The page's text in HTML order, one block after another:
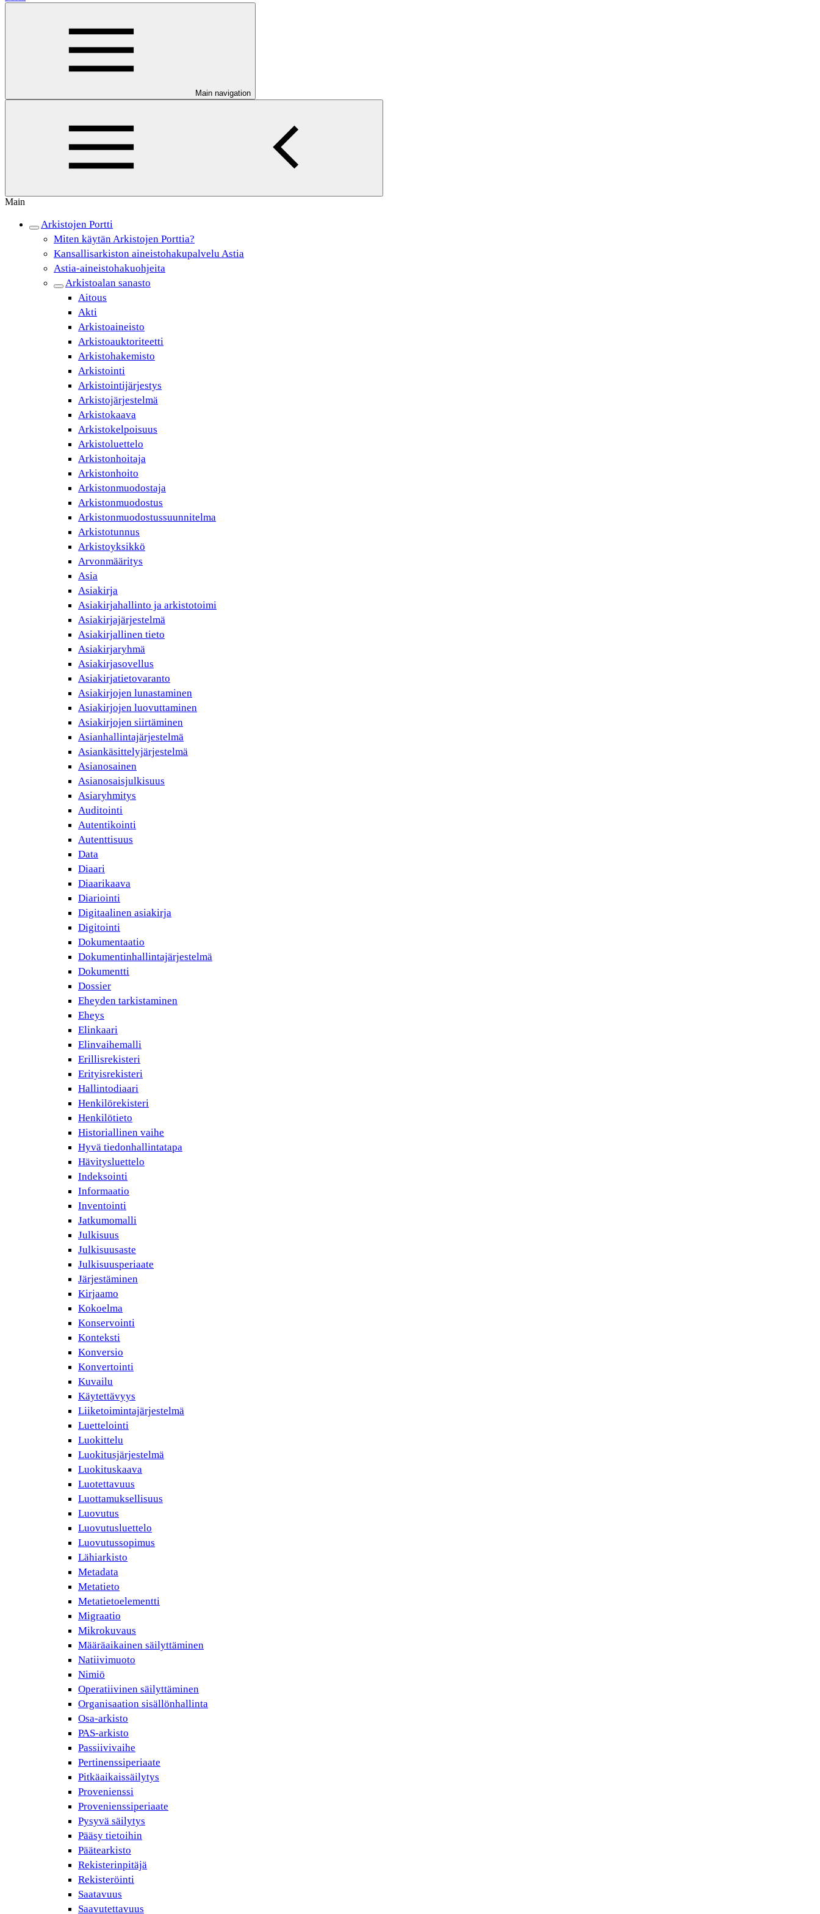
Main navigation
Main
Arkistojen Portti
Miten käytän Arkistojen Porttia?
Kansallisarkiston aineistohakupalvelu Astia
Astia-aineistohakuohjeita
Arkistoalan sanasto
Aitous
Akti
Arkistoaineisto
Arkistoauktoriteetti
Arkistohakemisto
Arkistointi
Arkistointijärjestys
Arkistojärjestelmä
Arkistokaava
Arkistokelpoisuus
Arkistoluettelo
Arkistonhoitaja
Arkistonhoito
Arkistonmuodostaja
Arkistonmuodostus
Arkistonmuodostussuunnitelma
Arkistotunnus
Arkistoyksikkö
Arvonmääritys
Asia
Asiakirja
Asiakirjahallinto ja arkistotoimi
Asiakirjajärjestelmä
Asiakirjallinen tieto
Asiakirjaryhmä
Asiakirjasovellus
Asiakirjatietovaranto
Asiakirjojen lunastaminen
Asiakirjojen luovuttaminen
Asiakirjojen siirtäminen
Asianhallintajärjestelmä
Asiankäsittelyjärjestelmä
Asianosainen
Asianosaisjulkisuus
Asiaryhmitys
Auditointi
Autentikointi
Autenttisuus
Data
Diaari
Diaarikaava
Diariointi
Digitaalinen asiakirja
Digitointi
Dokumentaatio
Dokumentinhallintajärjestelmä
Dokumentti
Dossier
Eheyden tarkistaminen
Eheys
Elinkaari
Elinvaihemalli
Erillisrekisteri
Erityisrekisteri
Hallintodiaari
Henkilörekisteri
Henkilötieto
Historiallinen vaihe
Hyvä tiedonhallintatapa
Hävitysluettelo
Indeksointi
Informaatio
Inventointi
Jatkumomalli
Julkisuus
Julkisuusaste
Julkisuusperiaate
Järjestäminen
Kirjaamo
Kokoelma
Konservointi
Konteksti
Konversio
Konvertointi
Kuvailu
Käytettävyys
Liiketoimintajärjestelmä
Luettelointi
Luokittelu
Luokitusjärjestelmä
Luokituskaava
Luotettavuus
Luottamuksellisuus
Luovutus
Luovutusluettelo
Luovutussopimus
Lähiarkisto
Metadata
Metatieto
Metatietoelementti
Migraatio
Mikrokuvaus
Määräaikainen säilyttäminen
Natiivimuoto
Nimiö
Operatiivinen säilyttäminen
Organisaation sisällönhallinta
Osa-arkisto
PAS-arkisto
Passiivivaihe
Pertinenssiperiaate
Pitkäaikaissäilytys
Provenienssi
Provenienssiperiaate
Pysyvä säilytys
Pääsy tietoihin
Päätearkisto
Rekisterinpitäjä
Rekisteröinti
Saatavuus
Saavutettavuus